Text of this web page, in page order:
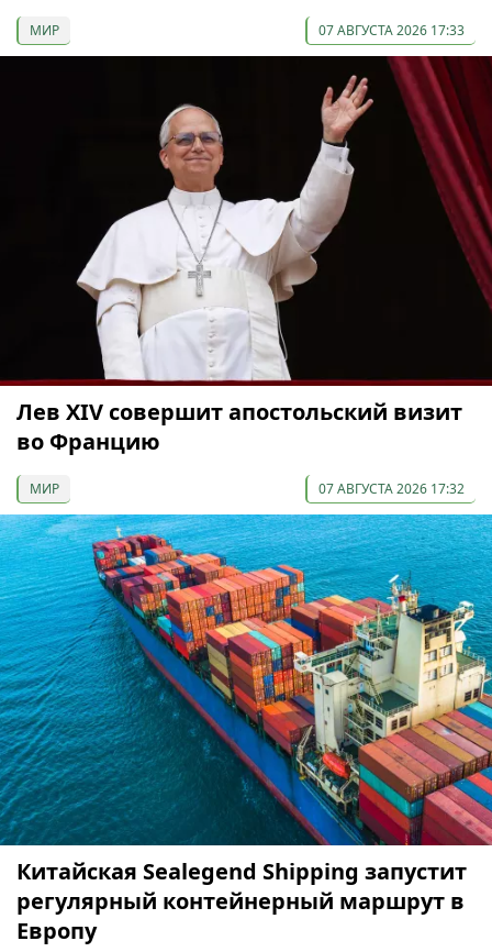
МИР 07 АВГУСТА 2026 17:33
Лев XIV совершит апостольский визит
во Францию
МИР 07 АВГУСТА 2026 17:32
Китайская Sealegend Shipping запустит
регулярный контейнерный маршрут в
Европу